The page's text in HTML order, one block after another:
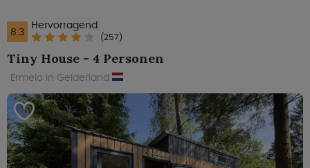
8.3 Hervorragend
(257)
Tiny House - 4 Personen
Ermelo in Gelderland